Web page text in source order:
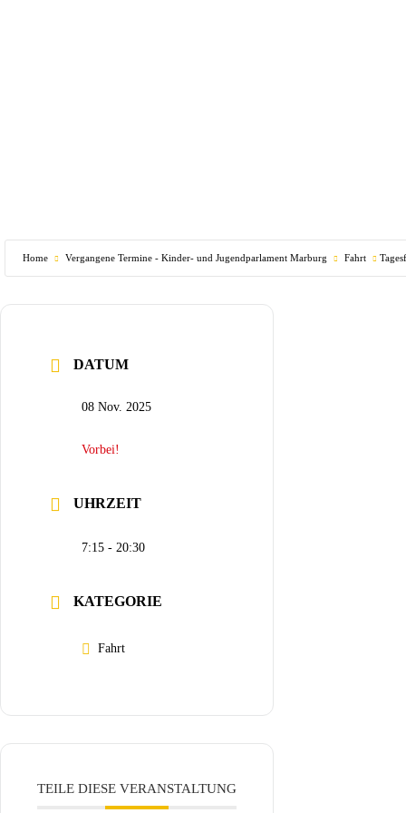
Home Vergangene Termine - Kinder- und Jugendparlament Marburg Fahrt
DATUM
08 Nov. 2025
Vorbei!
UHRZEIT
7:15 - 20:30
KATEGORIE
Fahrt
TEILE DIESE VERANSTALTUNG